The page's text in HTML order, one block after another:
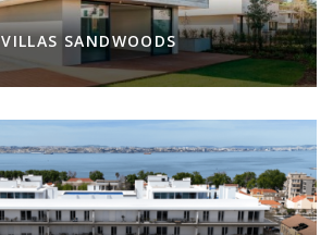
VILLAS SANDWOODS